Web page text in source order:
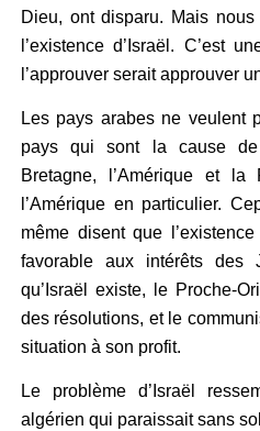
Dieu, ont disparu. Mais
l’existence d’Israël. C’est
l’approuver serait approuver
Les pays arabes ne veulent
pays qui sont la cause
Bretagne, l’Amérique et la
l’Amérique en particulier.
même disent que
favorable aux intérêts des
qu’Israël existe, le Proche-
des résolutions, et le
situation à son profit.
Le problème d’Israël
algérien qui paraissait sans